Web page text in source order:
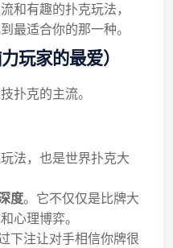
和有趣的扑克玩法，
最适合你的那一种。
玩家的最爱）
扑克的主流。
法，也是世界扑克大
度。它不仅仅是比牌大
心理博弈。
下注让对手相信你牌很